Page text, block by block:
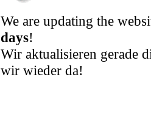
We are updating the
days!
Wir aktualisieren gerade
wir wieder da!